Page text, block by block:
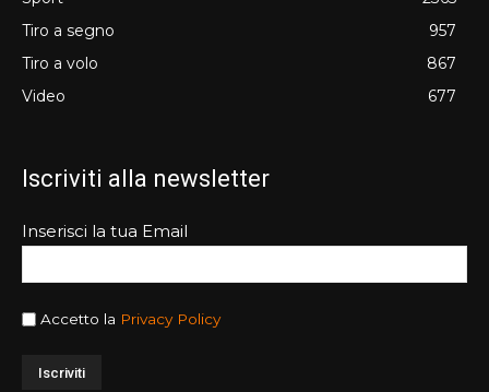
Tiro a segno
957
Tiro a volo
867
Video
677
Iscriviti alla newsletter
Inserisci la tua Email
Accetto la Privacy Policy